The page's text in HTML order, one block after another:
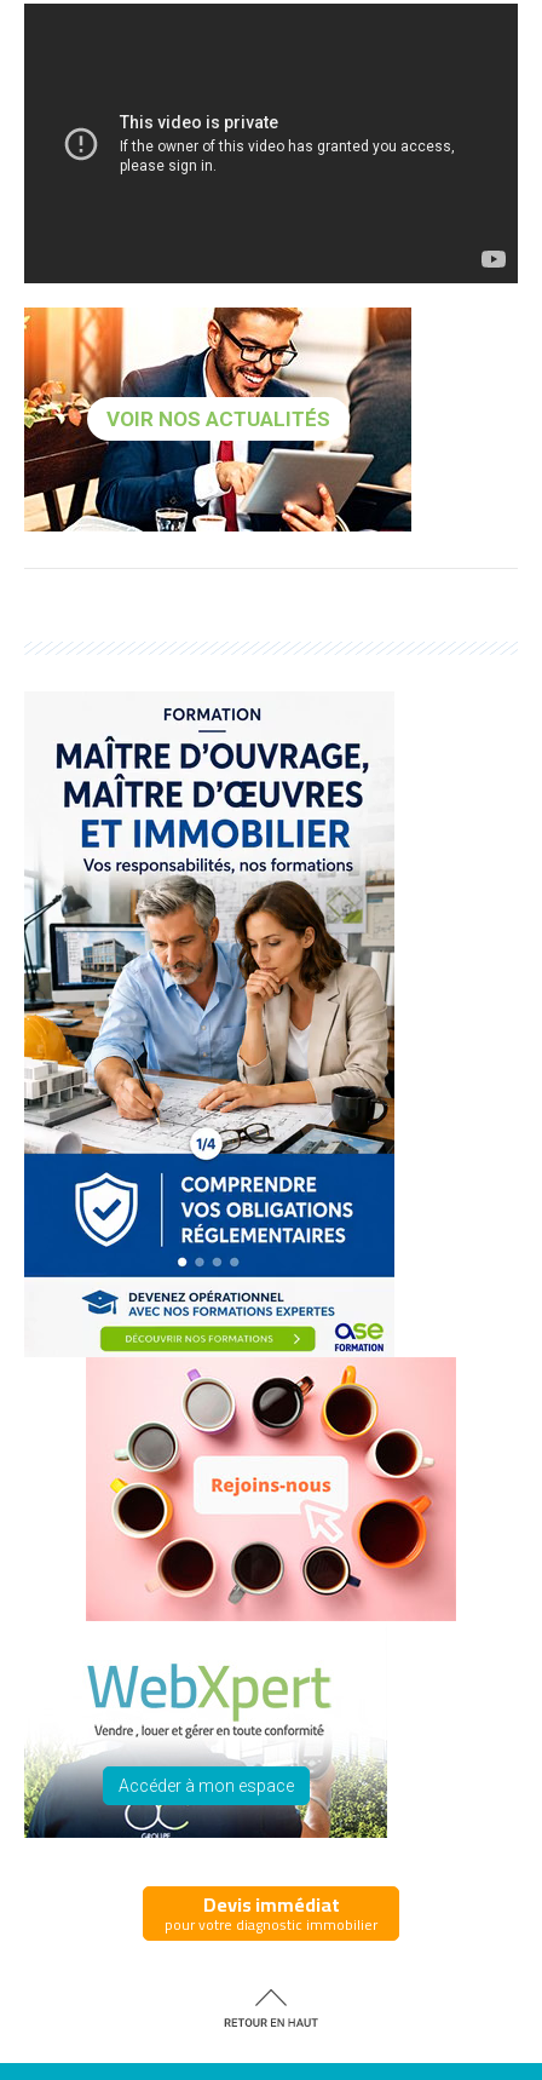
VOIR NOS ACTUALITÉS
Accéder à mon espace
Devis immédiat
pour votre diagnostic immobilier